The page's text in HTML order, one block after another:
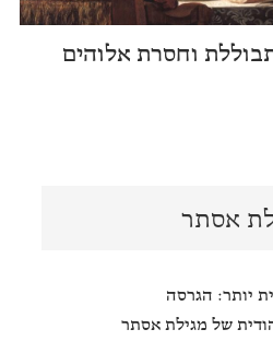
וחסרת אלוהים
אסתר
יותר: הגרסה
של מגילת אסתר